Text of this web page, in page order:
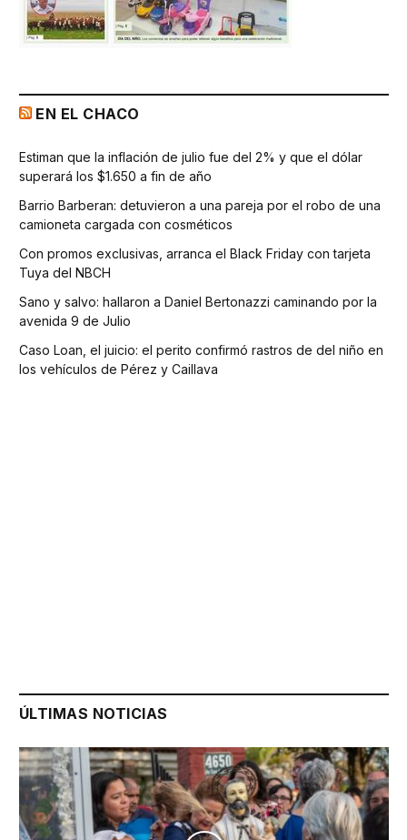
EN EL CHACO
Estiman que la inflación de julio fue del 2% y que el dólar
superará los $1.650 a fin de año
Barrio Barberan: detuvieron a una pareja por el robo de una
camioneta cargada con cosméticos
Con promos exclusivas, arranca el Black Friday con tarjeta
Tuya del NBCH
Sano y salvo: hallaron a Daniel Bertonazzi caminando por la
avenida 9 de Julio
Caso Loan, el juicio: el perito confirmó rastros de del niño en
los vehículos de Pérez y Caillava
ÚLTIMAS NOTICIAS